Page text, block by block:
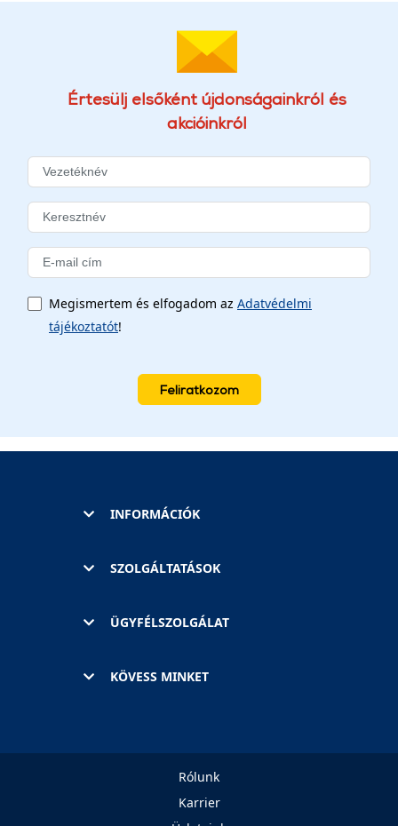
Értesülj elsőként újdonságainkról és
akcióinkról
Megismertem és elfogadom az Adatvédelmi
tájékoztatót!
Feliratkozom
INFORMÁCIÓK
SZOLGÁLTATÁSOK
ÜGYFÉLSZOLGÁLAT
KÖVESS MINKET
Rólunk
Karrier